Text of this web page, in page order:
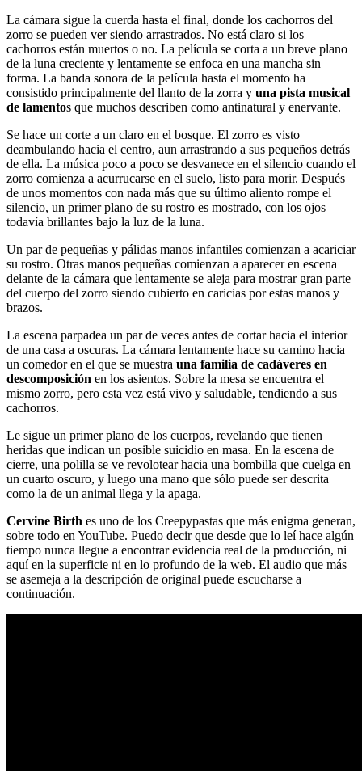
La cámara sigue la cuerda hasta el final, donde los cachorros del
zorro se pueden ver siendo arrastrados. No está claro si los
cachorros están muertos o no. La película se corta a un breve plano
de la luna creciente y lentamente se enfoca en una mancha sin
forma. La banda sonora de la película hasta el momento ha
consistido principalmente del llanto de la zorra y una pista musical
de lamentos que muchos describen como antinatural y enervante.
Se hace un corte a un claro en el bosque. El zorro es visto
deambulando hacia el centro, aun arrastrando a sus pequeños detrás
de ella. La música poco a poco se desvanece en el silencio cuando el
zorro comienza a acurrucarse en el suelo, listo para morir. Después
de unos momentos con nada más que su último aliento rompe el
silencio, un primer plano de su rostro es mostrado, con los ojos
todavía brillantes bajo la luz de la luna.
Un par de pequeñas y pálidas manos infantiles comienzan a acariciar
su rostro. Otras manos pequeñas comienzan a aparecer en escena
delante de la cámara que lentamente se aleja para mostrar gran parte
del cuerpo del zorro siendo cubierto en caricias por estas manos y
brazos.
La escena parpadea un par de veces antes de cortar hacia el interior
de una casa a oscuras. La cámara lentamente hace su camino hacia
un comedor en el que se muestra una familia de cadáveres en
descomposición en los asientos. Sobre la mesa se encuentra el
mismo zorro, pero esta vez está vivo y saludable, tendiendo a sus
cachorros.
Le sigue un primer plano de los cuerpos, revelando que tienen
heridas que indican un posible suicidio en masa. En la escena de
cierre, una polilla se ve revolotear hacia una bombilla que cuelga en
un cuarto oscuro, y luego una mano que sólo puede ser descrita
como la de un animal llega y la apaga.
Cervine Birth es uno de los Creepypastas que más enigma generan,
sobre todo en YouTube. Puedo decir que desde que lo leí hace algún
tiempo nunca llegue a encontrar evidencia real de la producción, ni
aquí en la superficie ni en lo profundo de la web. El audio que más
se asemeja a la descripción de original puede escucharse a
continuación.